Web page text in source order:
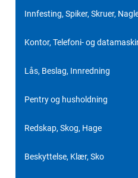
Innfesting, Spiker, Skruer,
Kontor, Telefoni- og
Lås, Beslag, Innredning
Pentry og husholdning
Redskap, Skog, Hage
Beskyttelse, Klær, Sko